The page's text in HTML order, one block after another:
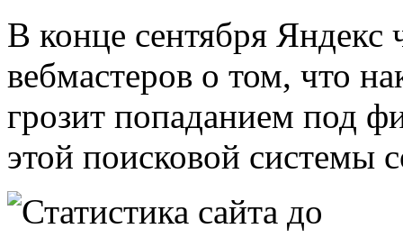
В конце сентября Яндекс
вебмастеров о том, что
грозит попаданием под
этой поисковой системы